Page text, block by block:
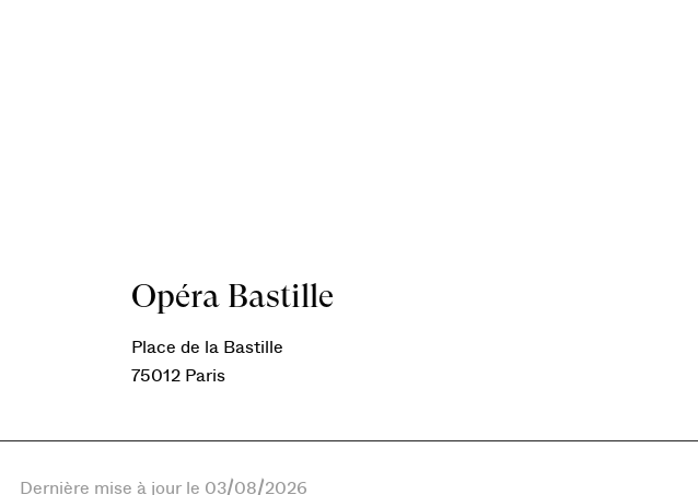
Opéra Bastille
Place de la Bastille
75012 Paris
Dernière mise à jour le 03/08/2026